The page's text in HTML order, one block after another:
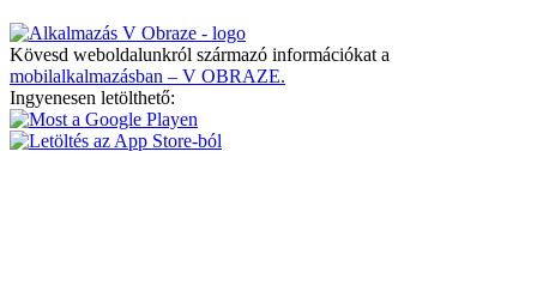
Kövesd weboldalunkról származó információkat a
mobilalkalmazásban – V OBRAZE.
Ingyenesen letölthető: